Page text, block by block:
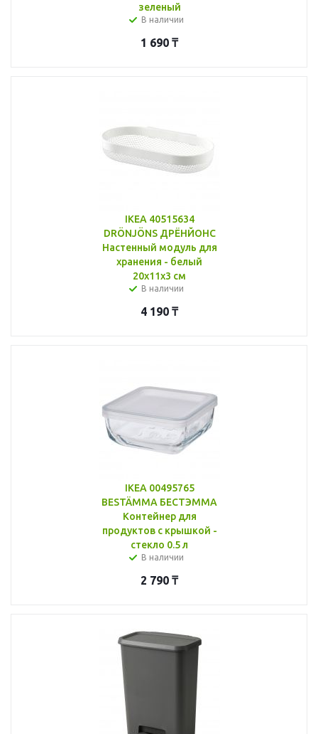
зеленый
В наличии
1 690 ₸
IKEA 40515634
DRÖNJÖNS ДРЁНЙОНС
Настенный модуль для
хранения - белый
20x11x3 см
В наличии
4 190 ₸
IKEA 00495765
BESTÄMMA БЕСТЭММА
Контейнер для
продуктов с крышкой -
стекло 0.5 л
В наличии
2 790 ₸